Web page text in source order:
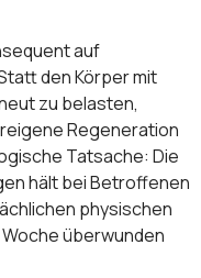
auf
den Körper mit
zu belasten,
Regeneration
Tatsache: Die
hält bei Betroffenen
physischen
überwunden